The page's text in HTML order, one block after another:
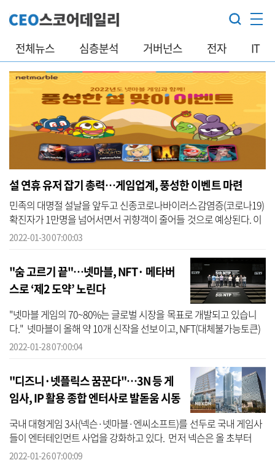
전체뉴스 심층분석 거버넌스 전자 IT
설 연휴 유저 잡기 총력…게임업계, 풍성한 이벤트 마련
민족의 대명절 설날을 앞두고 신종코로나바이러스감염증(코로나19)
확진자가 1만명을 넘어서면서 귀향객이 줄어들 것으로 예상된다. 이
에 게임사들은 '집콕' 유저를 잡기 위한 다양한 이벤트를 마련하고 있
2022-01-30 07:00:03
"숨 고르기 끝"…넷마블, NFT· 메타버
스로 ‘제2 도약’ 노린다
"넷마블 게임의 70~80%는 글로벌 시장을 목표로 개발되고 있습니
다." 넷마블이 올해 약 10개 신작을 선보이고, NFT(대체불가능토큰)
기반 P2E(Play to Earn) 게임으로 해외 공략에 박차를 가한다. 지난
2022-01-28 07:00:04
"디즈니·넷플릭스 꿈꾼다"…3N 등 게
임사, IP 활용 종합 엔터사로 발돋움 시동
국내 대형게임 3사(넥슨·넷마블·엔씨소프트)를 선두로 국내 게임사
들이 엔터테인먼트 사업을 강화하고 있다. 먼저 넥슨은 올 초부터
AGBO스튜디오 전략적 투자를 단행하고, 합작법인을 통해 콘텐츠 문
2022-01-26 07:00:09